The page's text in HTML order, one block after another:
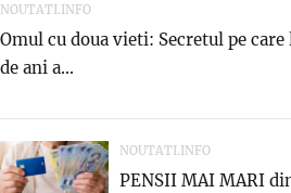
NOUTATI.INFO
Omul cu doua vieti: Secretul pe
de ani a...
NOUTATI.INFO
PENSII MAI MARI